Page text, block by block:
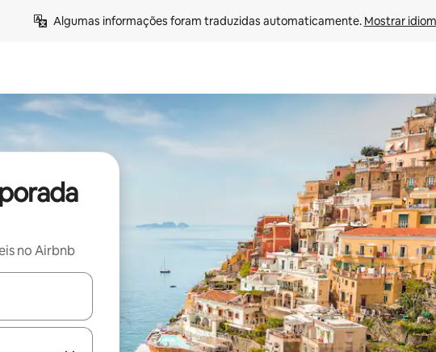
Algumas informações foram traduzidas automaticamente. Mostrar
no Airbnb
explore-os usando as seta para cima e para baixo do teclado ou tocando